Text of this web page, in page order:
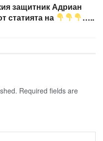
защитник Адриан
статията на
…..
Required fields are